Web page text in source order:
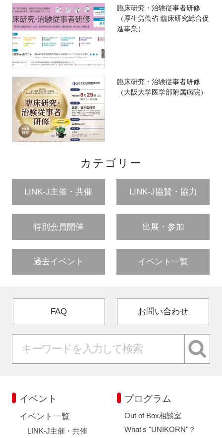
臨床研究・治験従事者研修
（厚生労働省 臨床研究総合促
進事業）
臨床研究・治験従事者研修
（大阪大学医学部附属病院）
カテゴリー
LINK-J主催・共催 LINK-J協賛・協力
特別会員開催 出展・参加
過去イベント イベント一覧
FAQ お問い合わせ
イベント
イベント一覧
LINK-J主催・共催
プログラム
Out of Box相談室
What's "UNIKORN"？